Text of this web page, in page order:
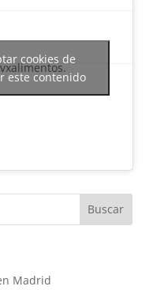
cookies de
este contenido
Madrid